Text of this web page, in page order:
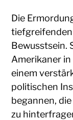
Die
tiefgreifenden
Bewusstsein.
Amerikaner
einem
politischen
begannen,
zu